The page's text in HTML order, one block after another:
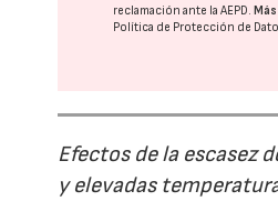
reclamación ante laAEPD.
Política de Protección de
Efectos de la escasez
y elevadas